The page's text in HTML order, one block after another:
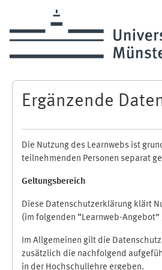
Ergänzende
Die Nutzung des Learnwebs ist
teilnehmenden Personen separat
Geltungsbereich
Diese Datenschutzerklärung klärt
(im folgenden “Learnweb-Angebot”
Im Allgemeinen gilt die
zusätzlich die nachfolgend
in der Hochschullehre ergeben.